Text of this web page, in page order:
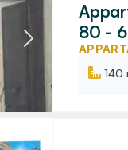
80 -
140